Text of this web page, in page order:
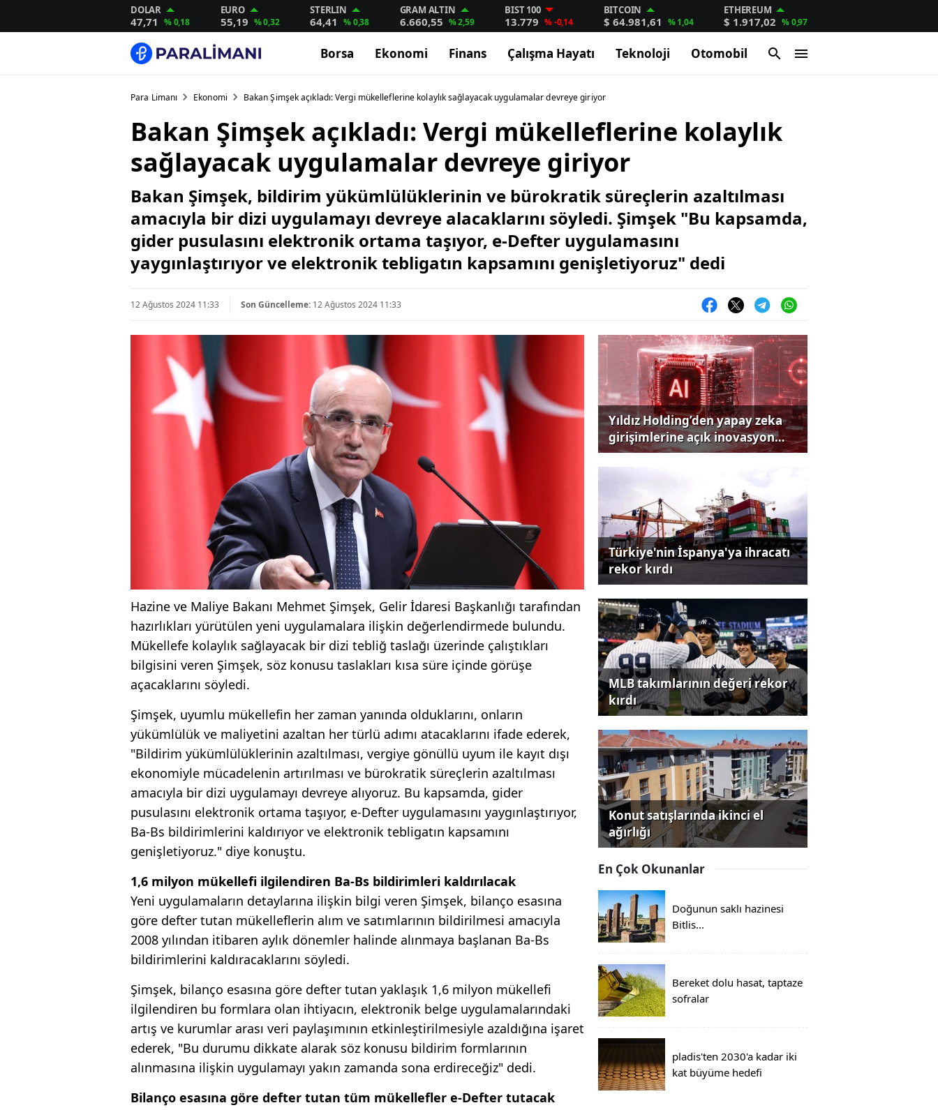
DOLAR
47,71 % 0,18
EURO
55,19 % 0,32
STERLIN
64,41 % 0,38
GRAM ALTIN
6.660,55 % 2,59
BIST 100
13.779 % -0,14
BITCOIN
$ 64.981,61 % 1,04
ETHEREUM
$ 1.917,02 % 0,97
Borsa Ekonomi Finans Çalışma Hayatı Teknoloji Otomobil
Para Limanı Ekonomi Bakan Şimşek açıkladı: Vergi mükelleflerine kolaylık sağlayacak uygulamalar devreye giriyor
Bakan Şimşek açıkladı: Vergi mükelleflerine kolaylık
sağlayacak uygulamalar devreye giriyor
Bakan Şimşek, bildirim yükümlülüklerinin ve bürokratik süreçlerin azaltılması
amacıyla bir dizi uygulamayı devreye alacaklarını söyledi. Şimşek "Bu kapsamda,
gider pusulasını elektronik ortama taşıyor, e-Defter uygulamasını
yaygınlaştırıyor ve elektronik tebligatın kapsamını genişletiyoruz" dedi
12 Ağustos 2024 11:33 Son Güncelleme: 12 Ağustos 2024 11:33
Hazine ve Maliye Bakanı Mehmet Şimşek, Gelir İdaresi Başkanlığı tarafından
hazırlıkları yürütülen yeni uygulamalara ilişkin değerlendirmede bulundu.
Mükellefe kolaylık sağlayacak bir dizi tebliğ taslağı üzerinde çalıştıkları
bilgisini veren Şimşek, söz konusu taslakları kısa süre içinde görüşe
açacaklarını söyledi.
Şimşek, uyumlu mükellefin her zaman yanında olduklarını, onların
yükümlülük ve maliyetini azaltan her türlü adımı atacaklarını ifade ederek,
"Bildirim yükümlülüklerinin azaltılması, vergiye gönüllü uyum ile kayıt dışı
ekonomiyle mücadelenin artırılması ve bürokratik süreçlerin azaltılması
amacıyla bir dizi uygulamayı devreye alıyoruz. Bu kapsamda, gider
pusulasını elektronik ortama taşıyor, e-Defter uygulamasını yaygınlaştırıyor,
Ba-Bs bildirimlerini kaldırıyor ve elektronik tebligatın kapsamını
genişletiyoruz." diye konuştu.
1,6 milyon mükellefi ilgilendiren Ba-Bs bildirimleri kaldırılacak
Yeni uygulamaların detaylarına ilişkin bilgi veren Şimşek, bilanço esasına
göre defter tutan mükelleflerin alım ve satımlarının bildirilmesi amacıyla
2008 yılından itibaren aylık dönemler halinde alınmaya başlanan Ba-Bs
bildirimlerini kaldıracaklarını söyledi.
Şimşek, bilanço esasına göre defter tutan yaklaşık 1,6 milyon mükellefi
ilgilendiren bu formlara olan ihtiyacın, elektronik belge uygulamalarındaki
artış ve kurumlar arası veri paylaşımının etkinleştirilmesiyle azaldığına işaret
ederek, "Bu durumu dikkate alarak söz konusu bildirim formlarının
alınmasına ilişkin uygulamayı yakın zamanda sona erdireceğiz" dedi.
Bilanço esasına göre defter tutan tüm mükellefler e-Defter tutacak
Yıldız Holding’den yapay zeka
girişimlerine açık inovasyon
çağrısı
Türkiye'nin İspanya'ya ihracatı
rekor kırdı
MLB takımlarının değeri rekor
kırdı
Konut satışlarında ikinci el
ağırlığı
En Çok Okunanlar
Doğunun saklı hazinesi
Bitlis...
Bereket dolu hasat, taptaze
sofralar
pladis'ten 2030'a kadar iki
kat büyüme hedefi